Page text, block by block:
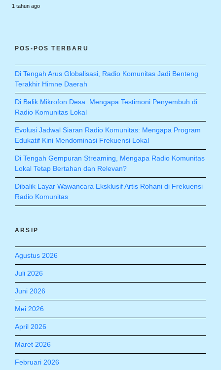
1 tahun ago
POS-POS TERBARU
Di Tengah Arus Globalisasi, Radio Komunitas Jadi Benteng
Terakhir Himne Daerah
Di Balik Mikrofon Desa: Mengapa Testimoni Penyembuh di
Radio Komunitas Lokal
Evolusi Jadwal Siaran Radio Komunitas: Mengapa Program
Edukatif Kini Mendominasi Frekuensi Lokal
Di Tengah Gempuran Streaming, Mengapa Radio Komunitas
Lokal Tetap Bertahan dan Relevan?
Dibalik Layar Wawancara Eksklusif Artis Rohani di Frekuensi
Radio Komunitas
ARSIP
Agustus 2026
Juli 2026
Juni 2026
Mei 2026
April 2026
Maret 2026
Februari 2026